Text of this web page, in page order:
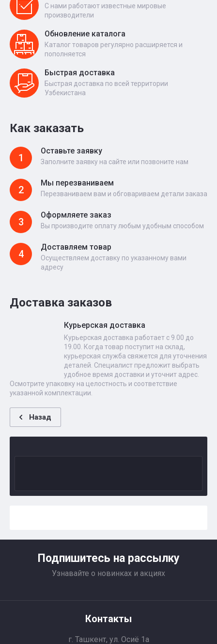
С нами работают известные мировые
производители
Обновление каталога
Каталог товаров регулярно расширяется и
пополняется
Быстрая доставка
Быстрая доставка по всей территории
Узбекистана
Как заказать
1
Оставьте заявку
Заполните заявку на сайте или позвоните нам
2
Мы перезваниваем
Перезваниваем вам и обговариваем детали заказа
3
Оформляете заказ
Вы производите оплату любым удобным способом
4
Доставляем товар
Осуществляем доставку по указанному вами
адресу
Доставка заказов
Курьерская доставка
Курьерская доставка работает с 9.00 до
19.00. Когда товар поступит на склад,
курьерская служба свяжется для уточнения
деталей. Специалист предложит выбрать
удобное время доставки и уточнит адрес.
Осмотрите упаковку на целостность и соответствие
указанной комплектации.
Назад
Подпишитесь на рассылку
Узнавайте о новинках и акциях
Контакты
г. Ташкент, ул. Осиё 1a